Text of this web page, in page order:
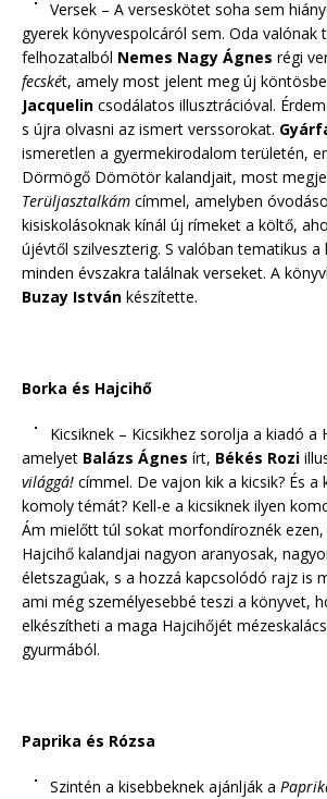
Versek – A verseskötet soha sem
gyerek könyvespolcáról sem. Oda valónak
felhozatalból Nemes Nagy Ágnes régi
fecskét, amely most jelent meg új
Jacquelin csodálatos illusztrációval.
s újra olvasni az ismert verssorokat.
ismeretlen a gyermekirodalom területén,
Dörmögő Dömötör kalandjait, most
Terüljasztalkám címmel, amelyben
kisiskolásoknak kínál új rímeket a költő,
újévtől szilveszterig. S valóban tematikus
minden évszakra találnak verseket. A
Buzay István készítette.
Borka és Hajcihő
Kicsiknek – Kicsikhez sorolja a kiadó a
amelyet Balázs Ágnes írt, Békés Rozi
világgá! címmel. De vajon kik a kicsik? És a
komoly témát? Kell-e a kicsiknek ilyen
Ám mielőtt túl sokat morfondíroznék
Hajcihő kalandjai nagyon aranyosak,
életszagúak, s a hozzá kapcsolódó rajz is
ami még személyesebbé teszi a könyvet,
elkészítheti a maga Hajcihőjét
gyurmából.
Paprika és Rózsa
Szintén a kisebbeknek ajánlják a